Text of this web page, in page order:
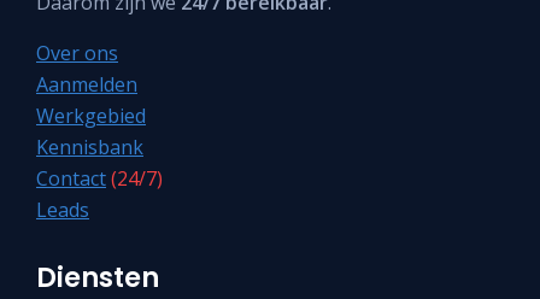
Over ons
Aanmelden
Werkgebied
Kennisbank
Contact(24/7)
Leads
Diensten